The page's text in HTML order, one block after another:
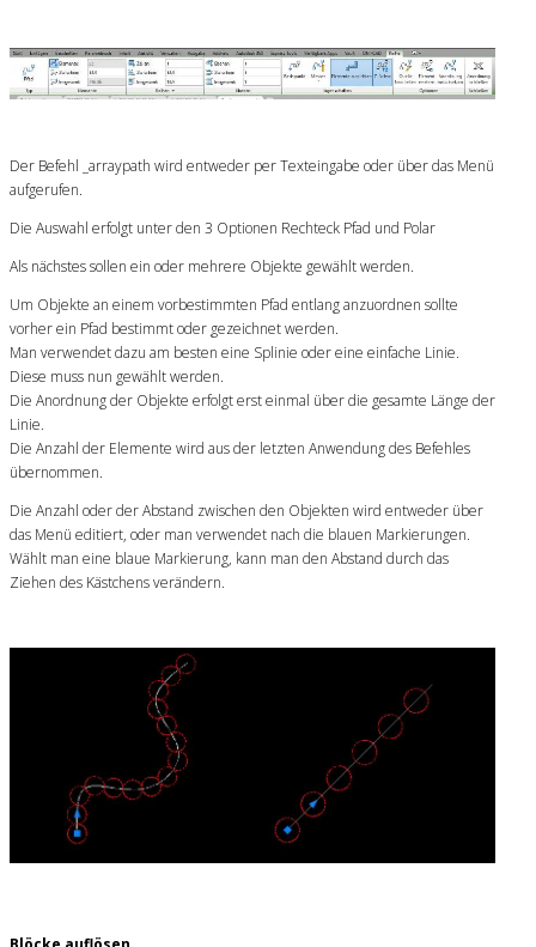
Der Befehl _arraypath wird entweder per Texteingabe oder über das Menü
aufgerufen.
Die Auswahl erfolgt unter den 3 Optionen Rechteck Pfad und Polar
Als nächstes sollen ein oder mehrere Objekte gewählt werden.
Um Objekte an einem vorbestimmten Pfad entlang anzuordnen sollte
vorher ein Pfad bestimmt oder gezeichnet werden.
Man verwendet dazu am besten eine Splinie oder eine einfache Linie.
Diese muss nun gewählt werden.
Die Anordnung der Objekte erfolgt erst einmal über die gesamte Länge der
Linie.
Die Anzahl der Elemente wird aus der letzten Anwendung des Befehles
übernommen.
Die Anzahl oder der Abstand zwischen den Objekten wird entweder über
das Menü editiert, oder man verwendet nach die blauen Markierungen.
Wählt man eine blaue Markierung, kann man den Abstand durch das
Ziehen des Kästchens verändern.